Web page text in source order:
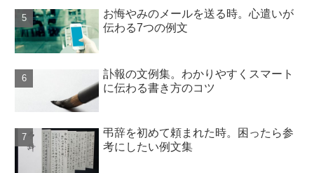
お悔やみのメールを送る時。心遣いが
伝わる7つの例文
訃報の文例集。わかりやすくスマート
に伝わる書き方のコツ
弔辞を初めて頼まれた時。困ったら参
考にしたい例文集